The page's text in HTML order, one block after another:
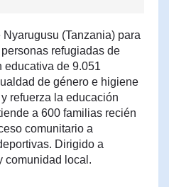
(Tanzania) para
refugiadas de
educativa de 9.051
de género e higiene
refuerza la educación
a 600 familias recién
comunitario a
Dirigido a
comunidad local.